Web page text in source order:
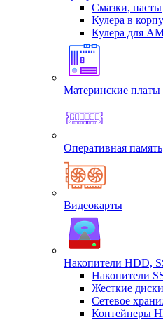
Смазки, пасты
Кулера в
Кулера для
Материнские платы
Оперативная память
Видеокарты
Накопители HDD,
Накопители
Жесткие
Сетевое
Контейнеры